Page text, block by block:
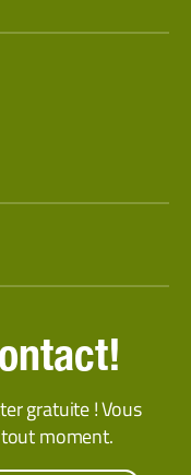
gratuite ! Vous
moment.